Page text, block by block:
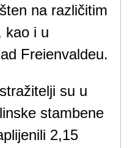
na različitim
kao i u
Freienvaldeu.
su u
stambene
2,15